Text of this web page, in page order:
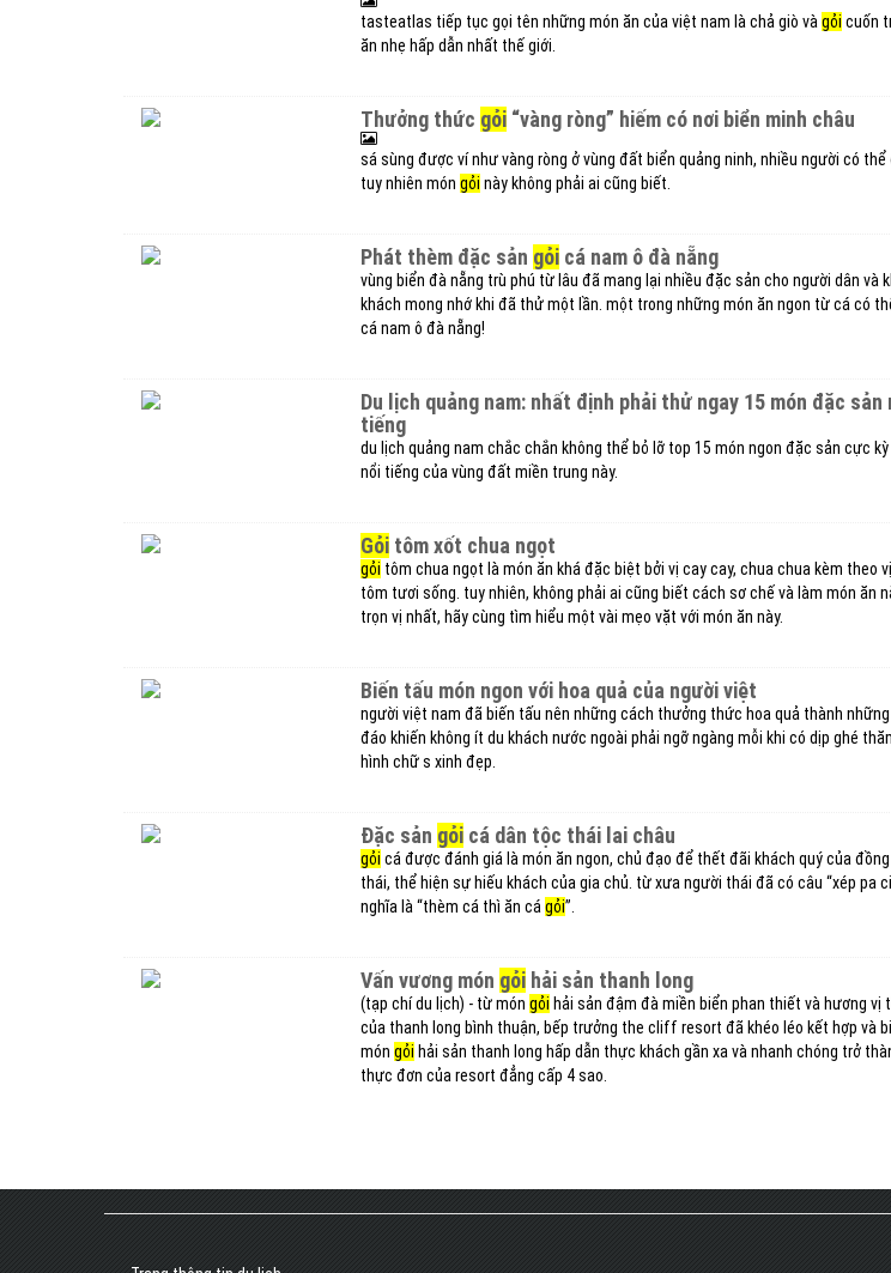
tasteatlas tiếp tục gọi tên những món ăn của việt nam là chả giò và gỏi cuốn
ăn nhẹ hấp dẫn nhất thế giới.
thưởng thức gỏi “vàng ròng” hiếm có nơi biển minh châu
sá sùng được ví như vàng ròng ở vùng đất biển quảng ninh, nhiều người có thể
tuy nhiên món gỏi này không phải ai cũng biết.
phát thèm đặc sản gỏi cá nam ô đà nẵng
vùng biển đà nẵng trù phú từ lâu đã mang lại nhiều đặc sản cho người dân và
khách mong nhớ khi đã thử một lần. một trong những món ăn ngon từ cá có
cá nam ô đà nẵng!
du lịch quảng nam: nhất định phải thử ngay 15 món đặc sản ngon nức
tiếng
du lịch quảng nam chắc chắn không thể bỏ lỡ top 15 món ngon đặc sản cực kỳ
nổi tiếng của vùng đất miền trung này.
gỏi tôm xốt chua ngọt
gỏi tôm chua ngọt là món ăn khá đặc biệt bởi vị cay cay, chua chua kèm theo
tôm tươi sống. tuy nhiên, không phải ai cũng biết cách sơ chế và làm món ăn
trọn vị nhất, hãy cùng tìm hiểu một vài mẹo vặt với món ăn này.
biến tấu món ngon với hoa quả của người việt
người việt nam đã biến tấu nên những cách thưởng thức hoa quả thành
đáo khiến không ít du khách nước ngoài phải ngỡ ngàng mỗi khi có dịp ghé
hình chữ s xinh đẹp.
đặc sản gỏi cá dân tộc thái lai châu
gỏi cá được đánh giá là món ăn ngon, chủ đạo để thết đãi khách quý của
thái, thể hiện sự hiếu khách của gia chủ. từ xưa người thái đã có câu “xép pa
nghĩa là “thèm cá thì ăn cá gỏi”.
vấn vương món gỏi hải sản thanh long
(tạp chí du lịch) - từ món gỏi hải sản đậm đà miền biển phan thiết và hương vị
của thanh long bình thuận, bếp trưởng the cliff resort đã khéo léo kết hợp và
món gỏi hải sản thanh long hấp dẫn thực khách gần xa và nhanh chóng trở
thực đơn của resort đẳng cấp 4 sao.